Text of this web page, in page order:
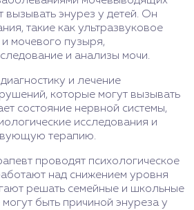
вызывать энурез у детей. Он
такие как ультразвуковое
мочевого пузыря,
и анализы мочи.
и лечение
которые могут вызывать
состояние нервной системы,
исследования и
терапию.
проводят психологическое
над снижением уровня
решать семейные и школьные
быть причиной энуреза у